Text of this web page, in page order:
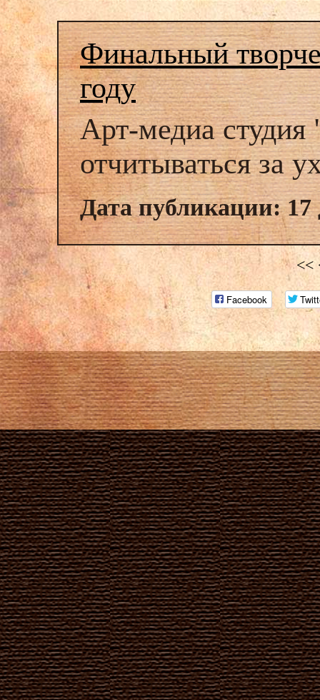
Финальный
году
Арт-медиа
отчитываться за
Дата публикации: 17
<<
Facebook